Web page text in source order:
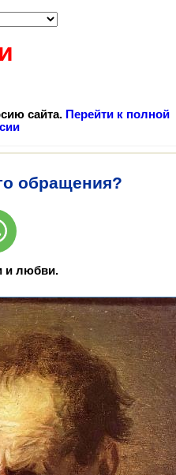
сайта. Перейти к полной
обращения?
и любви.